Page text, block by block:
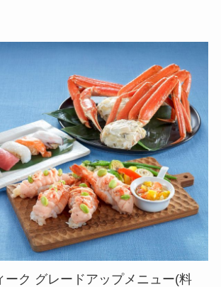
ーク グレードアップメニュー(料